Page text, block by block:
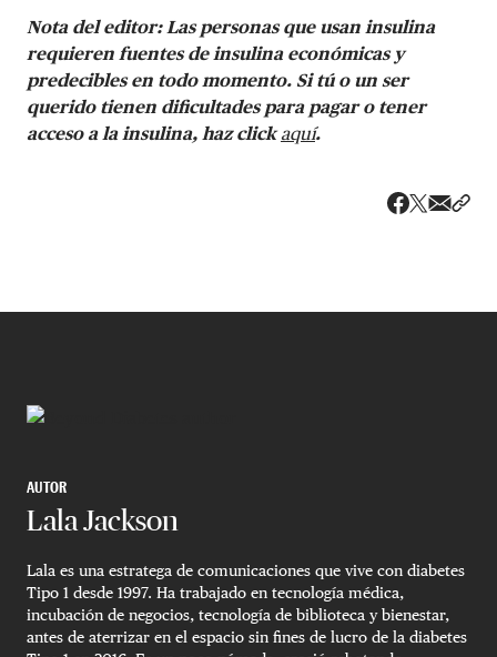
Nota del editor:Las personas que usan insulina
requieren fuentes de insulina económicas y
predecibles en todo momento. Si tú o un ser
querido tienen dificultades para pagar o tener
acceso a la insulina, haz clickaquí.
AUTOR
Lala Jackson
Lala es una estratega de comunicaciones que vive con diabetes
Tipo 1 desde 1997. Ha trabajado en tecnología médica,
incubación de negocios, tecnología de biblioteca y bienestar,
antes de aterrizar en el espacio sin fines de lucro de la diabetes